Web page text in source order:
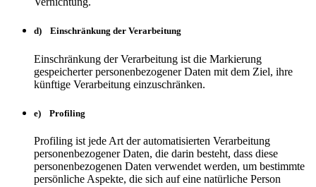
d) Einschränkung der Verarbeitung
Einschränkung der Verarbeitung ist die Markierung
gespeicherter personenbezogener Daten mit dem Ziel, ihre
künftige Verarbeitung einzuschränken.
e) Profiling
Profiling ist jede Art der automatisierten Verarbeitung
personenbezogener Daten, die darin besteht, dass diese
personenbezogenen Daten verwendet werden, um bestimmte
persönliche Aspekte, die sich auf eine natürliche Person